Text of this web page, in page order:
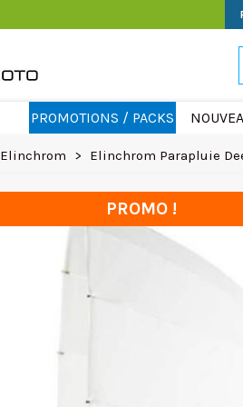
PROMOTIONS / PACKS
Elinchrom > Elinchrom Parapluie
PROMO !